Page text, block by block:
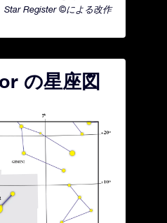
Star Register ©による改作
の星座図